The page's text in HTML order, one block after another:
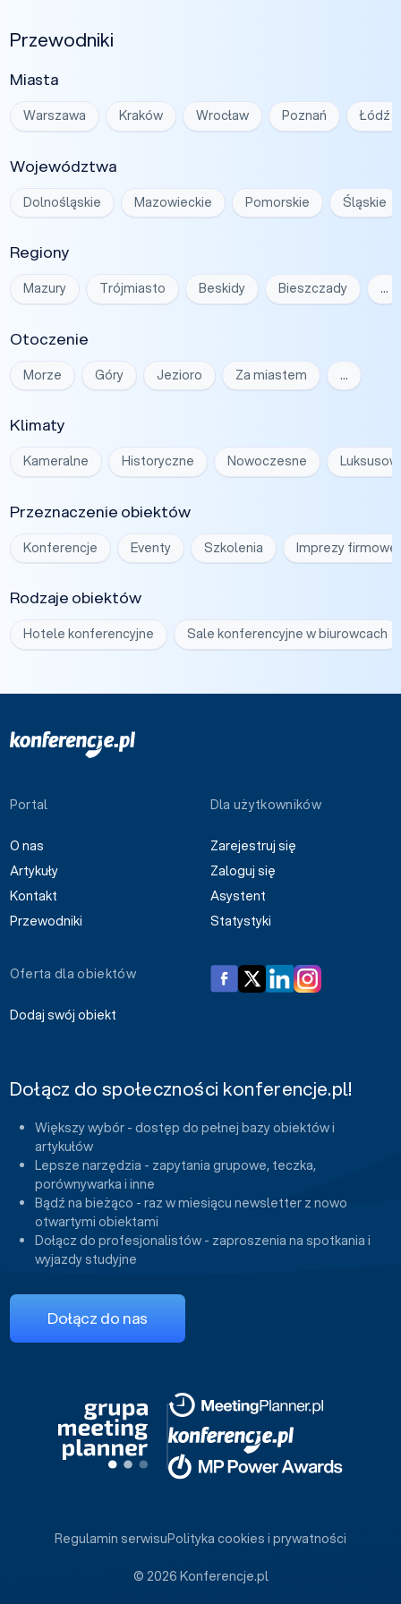
Przewodniki
Miasta
Warszawa Kraków Wrocław Poznań Łódź
Województwa
Dolnośląskie Mazowieckie Pomorskie Śląskie
Regiony
Mazury Trójmiasto Beskidy Bieszczady …
Otoczenie
Morze Góry Jezioro Za miastem …
Klimaty
Kameralne Historyczne Nowoczesne
Przeznaczenie obiektów
Konferencje Eventy Szkolenia Imprezy firmowe
Rodzaje obiektów
Hotele konferencyjne Sale konferencyjne w biurowcach
Portal
O nas
Artykuły
Kontakt
Przewodniki
Dla użytkowników
Zarejestruj się
Zaloguj się
Asystent
Statystyki
Oferta dla obiektów
Dodaj swój obiekt
Dołącz do społeczności konferencje.pl!
Większy wybór - dostęp do pełnej bazy obiektów i
artykułów
Lepsze narzędzia - zapytania grupowe, teczka,
porównywarka i inne
Bądź na bieżąco - raz w miesiącu newsletter z nowo
otwartymi obiektami
Dołącz do profesjonalistów - zaproszenia na spotkania i
wyjazdy studyjne
Dołącz do nas
© 2026 Konferencje.pl
Regulamin serwisuPolityka cookies i prywatności